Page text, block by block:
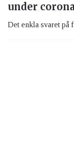
under
Det enkla svaret på